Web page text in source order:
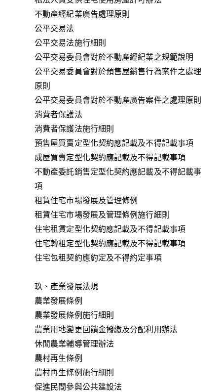
不動產經紀業廣告處理原則
公平交易法
公平交易法施行細則
公平交易委員會對於不動產經紀業之規範說明
公平交易委員會對於預售屋銷售行為案件之處理
原則
公平交易委員會對於不動產廣告案件之處理原則
消費者保護法
消費者保護法施行細則
預售屋買賣定型化契約應記載及不得記載事項
成屋買賣定型化契約應記載及不得記載事項
不動產委託銷售定型化契約應記載及不得記載事
項
租賃住宅市場發展及管理條例
租賃住宅市場發展及管理條例施行細則
住宅租賃定型化契約應記載及不得記載事項
住宅轉租定型化契約應記載及不得記載事項
住宅包租契約應約定及不得約定事項
玖、產業發展法規
農業發展條例
農業發展條例施行細則
農業用地變更回饋金撥繳及分配利用辦法
休閒農業輔導管理辦法
農村再生條例
農村再生條例施行細則
促進民間參與公共建設法